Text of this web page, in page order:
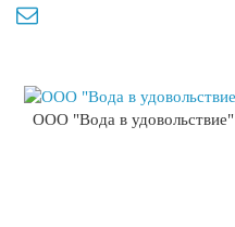
ООО "Вода в удовольствие"